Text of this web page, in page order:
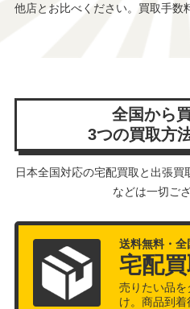
他店とお比べください。買取手数
全国から
3つの買取方
日本全国対応の宅配買取と出張
などは一切ご
送料無料・全
宅配
売りたい品
け。商品到着